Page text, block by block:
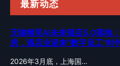
最新动态
天猫精灵AI未来酒店5.0落地
房，酒店业迎来”数字员工”时
2026年3月底，上海国…